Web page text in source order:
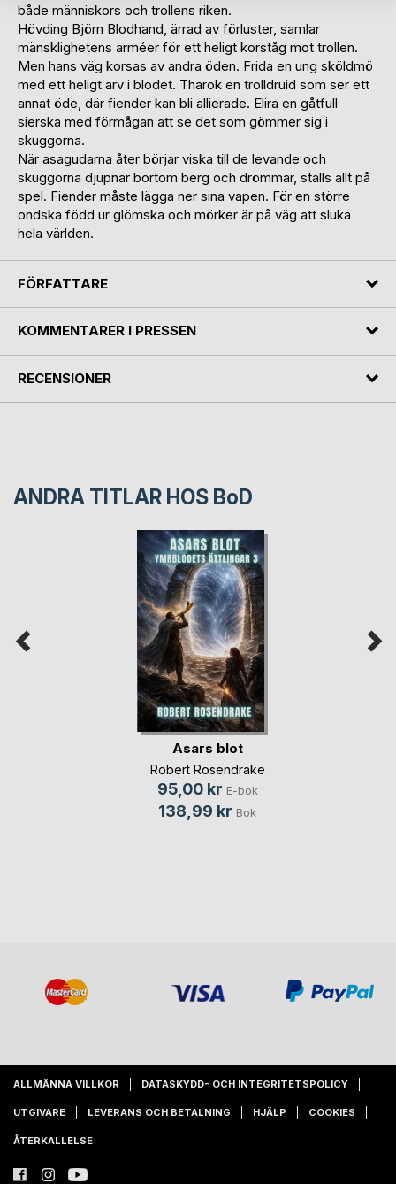
både människors och trollens riken.
Hövding Björn Blodhand, ärrad av förluster, samlar
mänsklighetens arméer för ett heligt korståg mot trollen.
Men hans väg korsas av andra öden. Frida en ung sköldmö
med ett heligt arv i blodet. Tharok en trolldruid som ser ett
annat öde, där fiender kan bli allierade. Elira en gåtfull
sierska med förmågan att se det som gömmer sig i
skuggorna.
När asagudarna åter börjar viska till de levande och
skuggorna djupnar bortom berg och drömmar, ställs allt på
spel. Fiender måste lägga ner sina vapen. För en större
ondska född ur glömska och mörker är på väg att sluka
hela världen.
FÖRFATTARE
KOMMENTARER I PRESSEN
RECENSIONER
ANDRA TITLAR HOS BoD
Asars blot
Robert Rosendrake
95,00 kr E-bok
138,99 kr Bok
ALLMÄNNA VILLKOR DATASKYDD- OCH INTEGRITETSPOLICY
UTGIVARE LEVERANS OCH BETALNING HJÄLP COOKIES
ÅTERKALLELSE